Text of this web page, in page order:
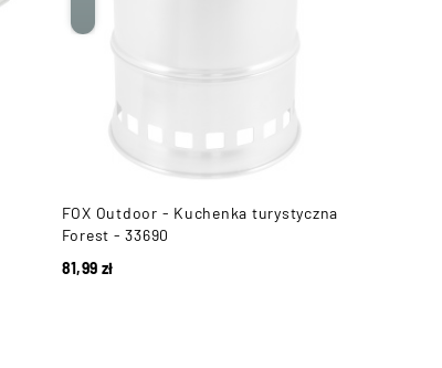
FOX Outdoor - Kuchenka turystyczna
Forest - 33690
81,99 zł